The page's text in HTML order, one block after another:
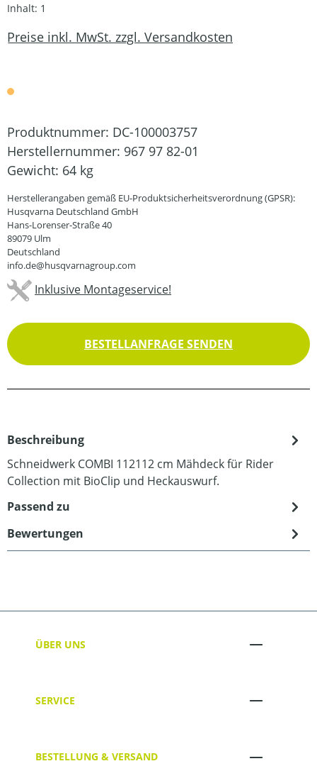
Inhalt: 1
Preise inkl. MwSt. zzgl. Versandkosten
Produktnummer: DC-100003757
Herstellernummer: 967 97 82-01
Gewicht: 64 kg
Herstellerangaben gemäß EU-Produktsicherheitsverordnung (GPSR):
Husqvarna Deutschland GmbH
Hans-Lorenser-Straße 40
89079 Ulm
Deutschland
info.de@husqvarnagroup.com
Inklusive Montageservice!
BESTELLANFRAGE SENDEN
Beschreibung
Schneidwerk COMBI 112112 cm Mähdeck für Rider
Collection mit BioClip und Heckauswurf.
Passend zu
Bewertungen
ÜBER UNS
SERVICE
BESTELLUNG & VERSAND